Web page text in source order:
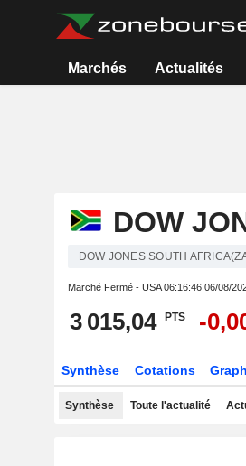
Marchés Actualités
DOW
DOW JONES SOUTH
Marché Fermé - USA06:16:46 06/08/
3 015,04 PTS -
Synthèse Cotations
Synthèse Toute l'actualité